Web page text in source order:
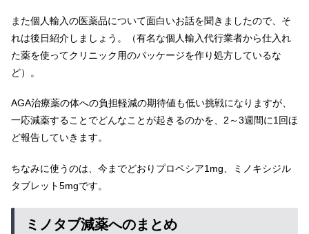
また個人輸入の医薬品について面白いお話を聞きましたので、そ
れは後日紹介しましょう。（有名な個人輸入代行業者から仕入れ
た薬を使ってクリニック用のパッケージを作り処方しているな
ど）。
AGA治療薬の体への負担軽減の期待値も低い挑戦になりますが、
一応減薬することでどんなことが起きるのかを、2～3週間に1回ほ
ど報告していきます。
ちなみに使うのは、今までどおりプロペシア1mg、ミノキシジル
タブレット5mgです。
ミノタブ減薬へのまとめ